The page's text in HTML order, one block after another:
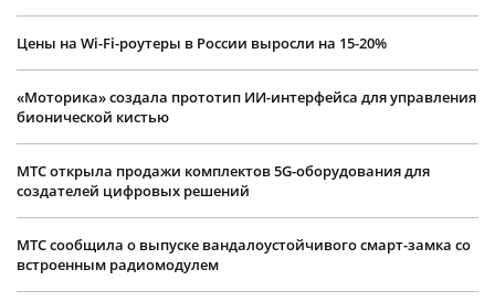
Цены на Wi-Fi-роутеры в России выросли на 15-20%
«Моторика» создала прототип ИИ-интерфейса для управления
бионической кистью
МТС открыла продажи комплектов 5G-оборудования для
создателей цифровых решений
МТС сообщила о выпуске вандалоустойчивого смарт-замка со
встроенным радиомодулем